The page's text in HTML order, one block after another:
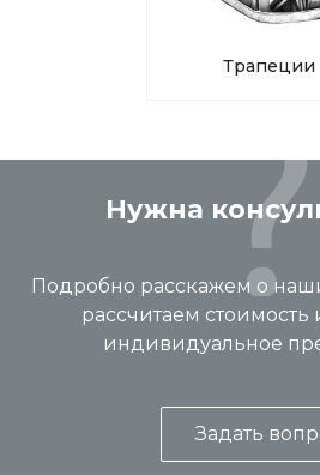
Трапеции
Нужна
Подробно расскажем о
рассчитаем стоимость
индивидуальное
Задать